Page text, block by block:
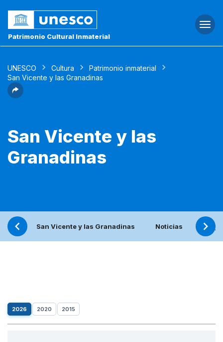
Patrimonio Cultural Inmaterial
UNESCO Cultura
Patrimonio inmaterial
San Vicente y las Granadinas
San Vicente y las
Granadinas
San Vicente y las Granadinas Noticias
2026 2020 2015